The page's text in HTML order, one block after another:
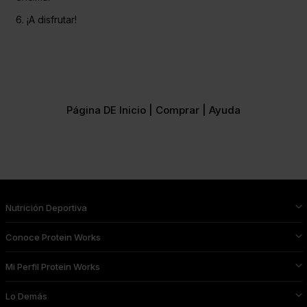
6. ¡A disfrutar!
Página DE Inicio | Comprar | Ayuda
Nutrición Deportiva
Conoce Protein Works
Mi Perfil Protein Works
Lo Demás